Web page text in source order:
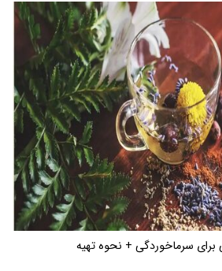
سرماخوردگی + نحوه تهیه